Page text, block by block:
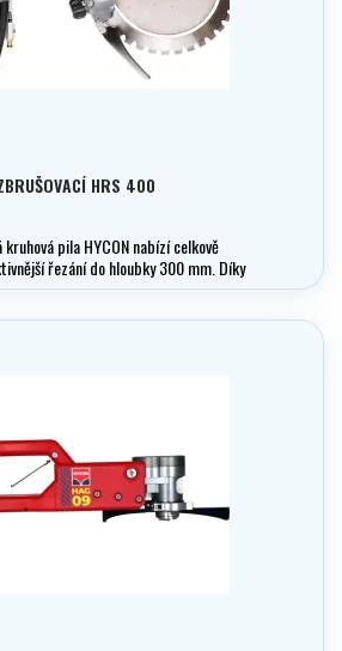
HRS 400
pila HYCON nabízí celkově
řezání do hloubky 300 mm. Díky
je odolnou a oblíbenou volbou pro